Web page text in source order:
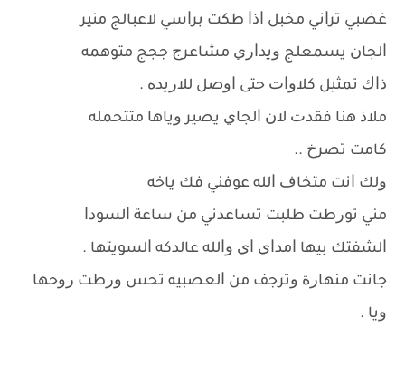
ﻏﻀﺒﻲ ﺗﺮﺍﻧﻲ ﻣﺨﺒﻞ ﺍﺫﺍ ﻃﻜﺖ ﺑﺮﺍﺳﻲ ﻻﻋﺒﺎﻟﺞ ﻣﻨﻴﺮ
ﺍﻟﺠﺎﻥ ﻳﺴﻤﻌﻠﺞ ﻭﻳﺪﺍﺭﻱ ﻣﺸﺎﻋﺮﺝ ﺟﺠﺞ ﻣﺘﻮﻫﻤﻪ
ﺫﺍﻙ ﺗﻤﺜﻴﻞ ﻛﻼﻭﺍﺕ ﺣﺘﻰ ﺍﻭﺻﻞ ﻟﻼﺭﻳﺪﻩ .
ﻣﻼﺫ ﻫﻨﺎ ﻓﻘﺪﺕ ﻻﻥ ﺍﻟﺠﺎﻱ ﻳﺼﻴﺮ ﻭﻳﺎﻫﺎ ﻣﺘﺘﺤﻤﻠﻪ
ﻛﺎﻣﺖ ﺗﺼﺮﺥ ..
ﻭﻟﻚ ﺍﻧﺖ ﻣﺘﺨﺎﻑ ﺍﻟﻠﻪ ﻋﻮﻓﻨﻲ ﻓﻚ ﻳﺎﺧﻪ
ﻣﻨﻲ ﺗﻮﺭﻃﺖ ﻃﻠﺒﺖ ﺗﺴﺎﻋﺪﻧﻲ ﻣﻦ ﺳﺎﻋﺔ ﺍﻟﺴﻮﺩﺍ
ﺍﻟﺸﻔﺘﻚ ﺑﻴﻬﺎ ﺍﻣﺪﺍﻱ ﺍﻱ ﻭﺍﻟﻠﻪ ﻋﺎﻟﺪﻛﻪ ﺍﻟﺴﻮﻳﺘﻬﺎ .
ﺟﺎﻧﺖ ﻣﻨﻬﺎﺭﺓ ﻭﺗﺮﺟﻒ ﻣﻦ ﺍﻟﻌﺼﺒﻴﻪ ﺗﺤﺲ ﻭﺭﻃﺖ ﺭﻭﺣﻬﺎ
ﻭﻳﺎ .